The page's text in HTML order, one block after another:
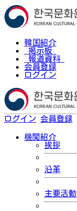
韓国紹介
掲示板
報道資料
会員登録
ログイン
ログイン 会員登録
機関紹介
挨拶
沿革
主要活動